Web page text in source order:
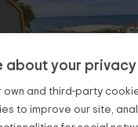
about your privacy
own and third-party
to improve our site,